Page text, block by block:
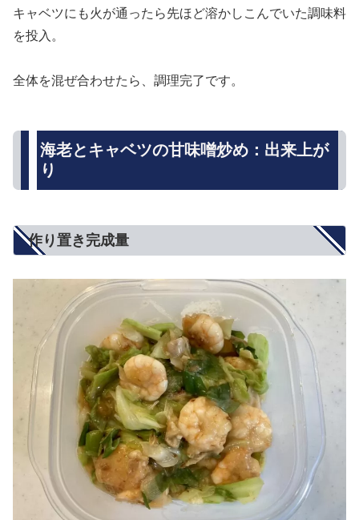
キャベツにも火が通ったら先ほど溶かしこんでいた調味料
を投入。
全体を混ぜ合わせたら、調理完了です。
海老とキャベツの甘味噌炒め：出来上が
り
作り置き完成量